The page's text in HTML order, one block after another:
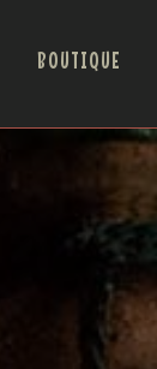
BOUTIQUE